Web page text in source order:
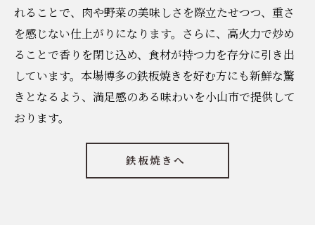
れることで、肉や野菜の美味しさを際立たせつつ、重さ
を感じない仕上がりになります。さらに、高火力で炒め
ることで香りを閉じ込め、食材が持つ力を存分に引き出
しています。本場博多の鉄板焼きを好む方にも新鮮な驚
きとなるよう、満足感のある味わいを小山市で提供して
おります。
鉄板焼きへ